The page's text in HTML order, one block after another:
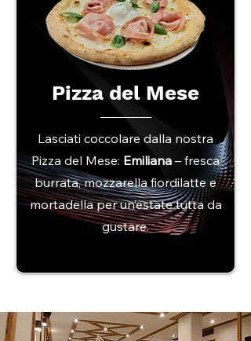
Pizza del Mese
Lasciati coccolare dalla nostra
Pizza del Mese: Emiliana – fresca
burrata, mozzarella fiordilatte e
mortadella per un’estate tutta da
gustare.